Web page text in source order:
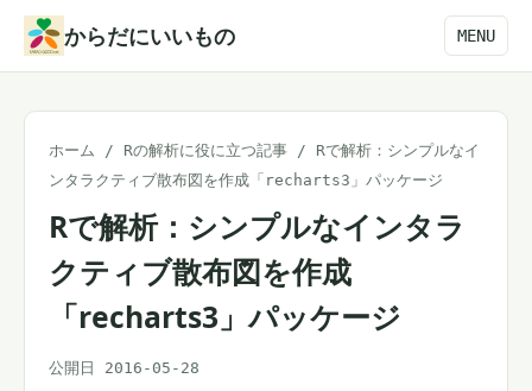
からだにいいもの MENU
ホーム / Rの解析に役に立つ記事 /
Rで解析：シンプルなイ
ンタラクティブ散布図を作成「recharts3」パッケージ
Rで解析：シンプルなインタラ
クティブ散布図を作成
「recharts3」パッケージ
公開日 2016-05-28